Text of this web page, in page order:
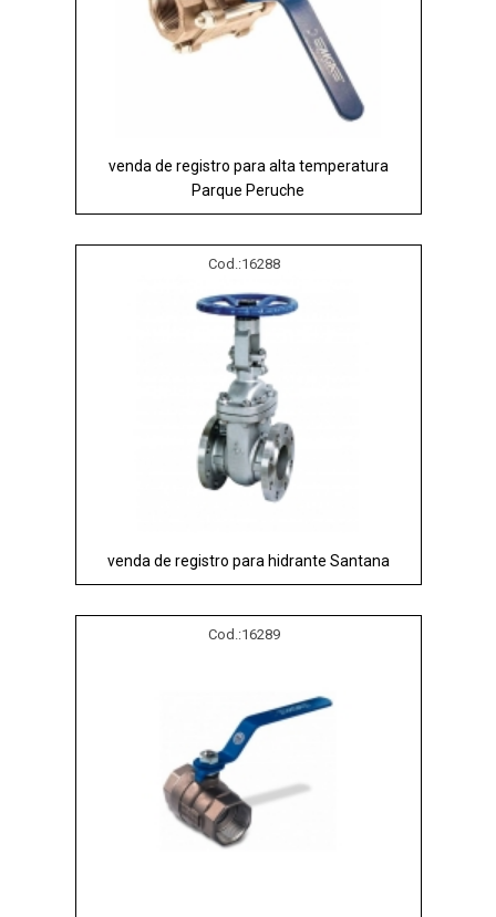
venda de registro para alta temperatura
Parque Peruche
Cod.:16288
venda de registro para hidrante Santana
Cod.:16289